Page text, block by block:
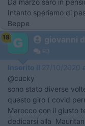
Da marzo sarò in
Intanto speriamo di
Beppe
18 giovanni
93
Inserito il 27/10/2020
@cucky
sono stato diverse
questo giro ( covid
Marocco con il giusto
dedicarsi alla